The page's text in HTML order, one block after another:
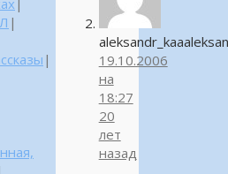
19.10.2006
на
18:27
20
лет
назад
|
|